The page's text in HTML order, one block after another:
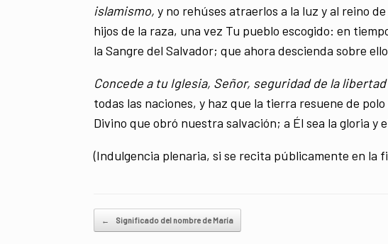
islamismo, y no rehúses atraerlos a la luz y al reino
hijos de la raza, una vez Tu pueblo escogido: en
la Sangre del Salvador; que ahora descienda sobre
Concede a tu Iglesia, Señor, seguridad de la
todas las naciones, y haz que la tierra resuene de
Divino que obró nuestra salvación; a Él sea la gloria y
(Indulgencia plenaria, si se recita públicamente en la
Navegador de artículos
← Significado del nombre de María